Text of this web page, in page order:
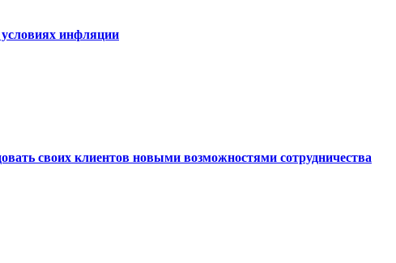
инфляции
своих клиентов новыми возможностями сотрудничества